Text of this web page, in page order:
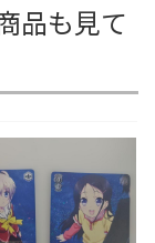
品も見て